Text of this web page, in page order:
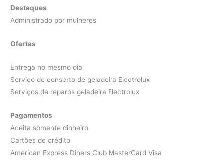
Destaques
Administrado por mulheres
Ofertas
Entrega no mesmo dia
Serviço de conserto de geladeira Electrolux
Serviços de reparos geladeira Electrolux
Pagamentos
Aceita somente dinheiro
Cartões de crédito
American Express Diners Club MasterCard Visa